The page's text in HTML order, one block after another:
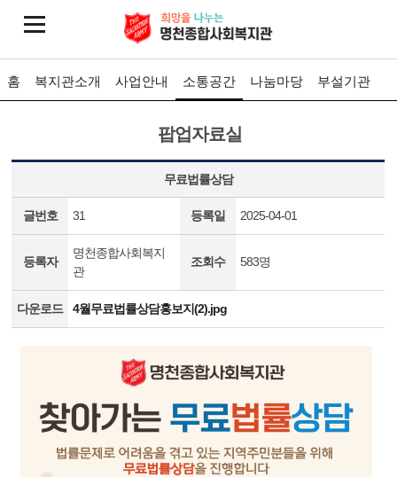
홈 복지관소개 사업안내 소통공간 나눔마당 부설기관
팝업자료실
무료법률상담
글번호 31 등록일 2025-04-01
등록자
명천종합사회복지
관
조회수 583명
다운로드 4월무료법률상담홍보지(2).jpg